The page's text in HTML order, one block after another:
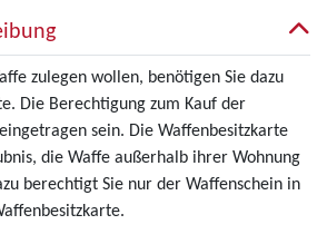
zulegen wollen, benötigen Sie dazu
Die Berechtigung zum Kauf der
sein. Die Waffenbesitzkarte
die Waffe außerhalb ihrer Wohnung
berechtigt Sie nur der Waffenschein in